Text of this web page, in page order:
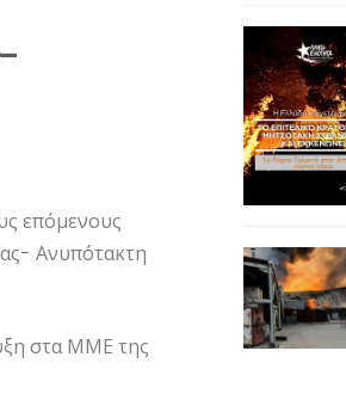
επόμενους
Ανυπότακτη
στα ΜΜΕ της